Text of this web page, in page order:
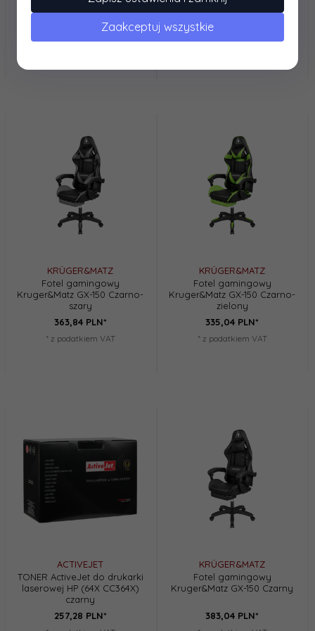
niebieski
PLN*
* z podatkiem VAT
magenta
169,
* z podatkiem VAT
KRÜGER&MATZ
Fotel gamingowy
Kruger&Matz GX-150 Czarno-
szary
363,84 PLN*
* z podatkiem VAT
KRÜGER&MATZ
Fotel gamingowy
Kruger&Matz GX-150 Czarno-
zielony
335,04 PLN*
* z podatkiem VAT
ACTIVEJET
TONER ActiveJet do drukarki
laserowej HP (64X CC364X)
czarny
257,28 PLN*
KRÜGER&MATZ
Fotel gamingowy
Kruger&Matz GX-150 Czarny
383,04 PLN*
Zaakceptuj wszystkie